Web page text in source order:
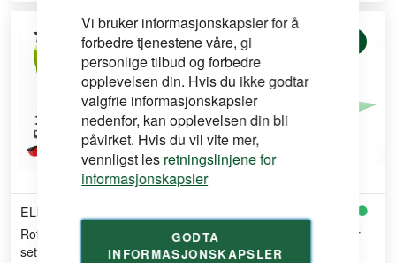
Vi bruker informasjonskapsler for å
forbedre tjenestene våre, gi
personlige tilbud og forbedre
opplevelsen din. Hvis du ikke godtar
valgfrie informasjonskapsler
nedenfor, kan opplevelsen din bli
påvirket. Hvis du vil vite mer,
vennligst les retningslinjene for
informasjonskapsler
GODTA
INFORMASJONSKAPSLER
Kampanje
ELMA
Rotasjonslaser R440 combo
sett
Laser x2 Grønn Krysslaser